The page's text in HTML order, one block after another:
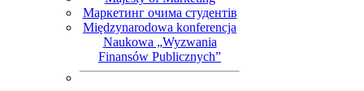
Маркетинг очима студентів
Międzynarodowa konferencja
Naukowa „Wyzwania
Finansów Publicznych”